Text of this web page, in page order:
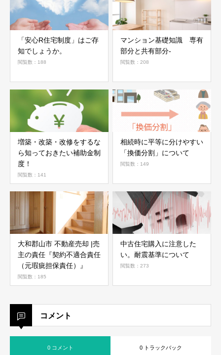
「安心R住宅制度」はご存
知でしょうか。
閲覧数：188
マンション基礎知識 専有
部分と共有部分-
閲覧数：208
増築・改築・改修をするな
ら知っておきたい補助金制
度！
閲覧数：141
相続時に平等に分けやすい
「換価分割」について
閲覧数：149
大和郡山市 不動産売却 |売
主の責任『契約不適合責任
（元瑕疵担保責任）』
閲覧数：185
中古住宅購入に注意した
い。耐震基準について
閲覧数：273
コメント
0 コメント 0 トラックバック